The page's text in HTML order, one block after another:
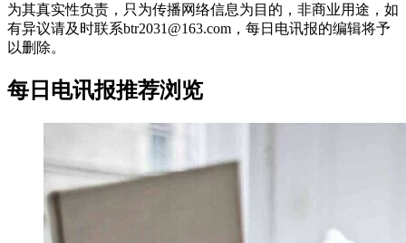
为其真实性负责，只为传播网络信息为目的，非商业用途，如
有异议请及时联系btr2031@163.com，每日电讯报的编辑将予
以删除。
每日电讯报推荐浏览